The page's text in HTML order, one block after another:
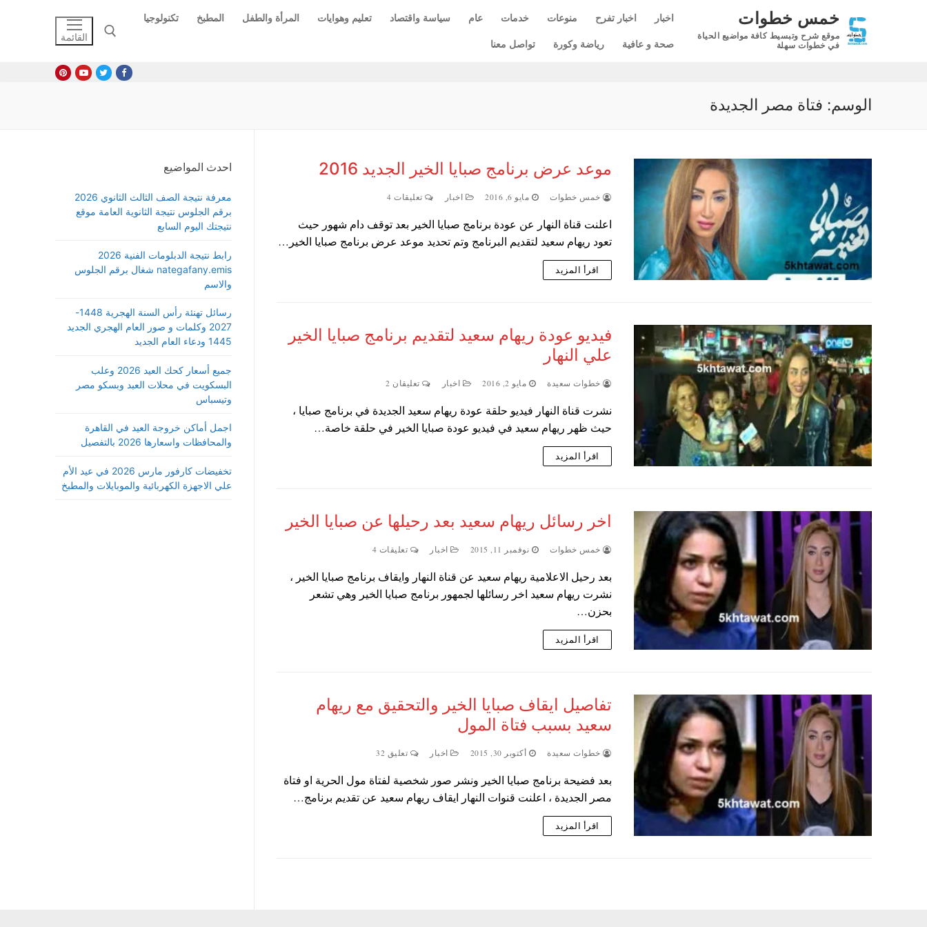
خمس خطوات
موقع شرح وتبسيط كافة مواضيع الحياة
في خطوات سهلة
اخبار اخبار تفرح منوعات خدمات عام سياسة واقتصاد تعليم وهوايات المرأة والطفل المطبخ
تكنولوجيا
صحة و عافية
رياضة وكورة تواصل معنا القائمة
الوسم: فتاة مصر الجديدة
موعد عرض برنامج صبايا الخير الجديد 2016
خمس خطوات مايو 6, 2016 اخبار تعليقات 4
اعلنت قناة النهار عن عودة برنامج صبايا الخير بعد توقف دام شهور حيث
تعود ريهام سعيد لتقديم البرنامج وتم تحديد موعد عرض برنامج صبايا الخير…
اقرأ المزيد
فيديو عودة ريهام سعيد لتقديم برنامج صبايا الخير
علي النهار
خطوات سعيدة مايو 2, 2016 اخبار تعليقان 2
نشرت قناة النهار فيديو حلقة عودة ريهام سعيد الجديدة في برنامج صبايا ،
حيث ظهر ريهام سعيد في فيديو عودة صبايا الخير في حلقة خاصة…
اقرأ المزيد
اخر رسائل ريهام سعيد بعد رحيلها عن صبايا الخير
خمس خطوات نوفمبر 11, 2015 اخبار تعليقات 4
بعد رحيل الاعلامية ريهام سعيد عن قناة النهار وايقاف برنامج صبايا الخير ،
نشرت ريهام سعيد اخر رسائلها لجمهور برنامج صبايا الخير وهي تشعر
بحزن…
اقرأ المزيد
تفاصيل ايقاف صبايا الخير والتحقيق مع ريهام
سعيد بسبب فتاة المول
خطوات سعيدة أكتوبر 30, 2015 اخبار تعليق 32
بعد فضيحة برنامج صبايا الخير ونشر صور شخصية لفتاة مول الحرية او فتاة
مصر الجديدة ، اعلنت قنوات النهار ايقاف ريهام سعيد عن تقديم برنامج…
اقرأ المزيد
احدث المواضيع
معرفة نتيجة الصف الثالث الثانوي 2026
برقم الجلوس نتيجة الثانوية العامة موقع
نتيجتك اليوم السابع
رابط نتيجة الدبلومات الفنية 2026
nategafany.emis شغال برقم الجلوس
والاسم
رسائل تهنئة رأس السنة الهجرية 1448-
2027 وكلمات و صور العام الهجري الجديد
1445 ودعاء العام الجديد
جميع أسعار كحك العيد 2026 وعلب
البسكويت في محلات العبد وبسكو مصر
وتيسباس
اجمل أماكن خروجة العيد في القاهرة
والمحافظات واسعارها 2026 بالتفصيل
تخفيضات كارفور مارس 2026 في عيد الأم
علي الاجهزة الكهربائية والموبايلات والمطبخ